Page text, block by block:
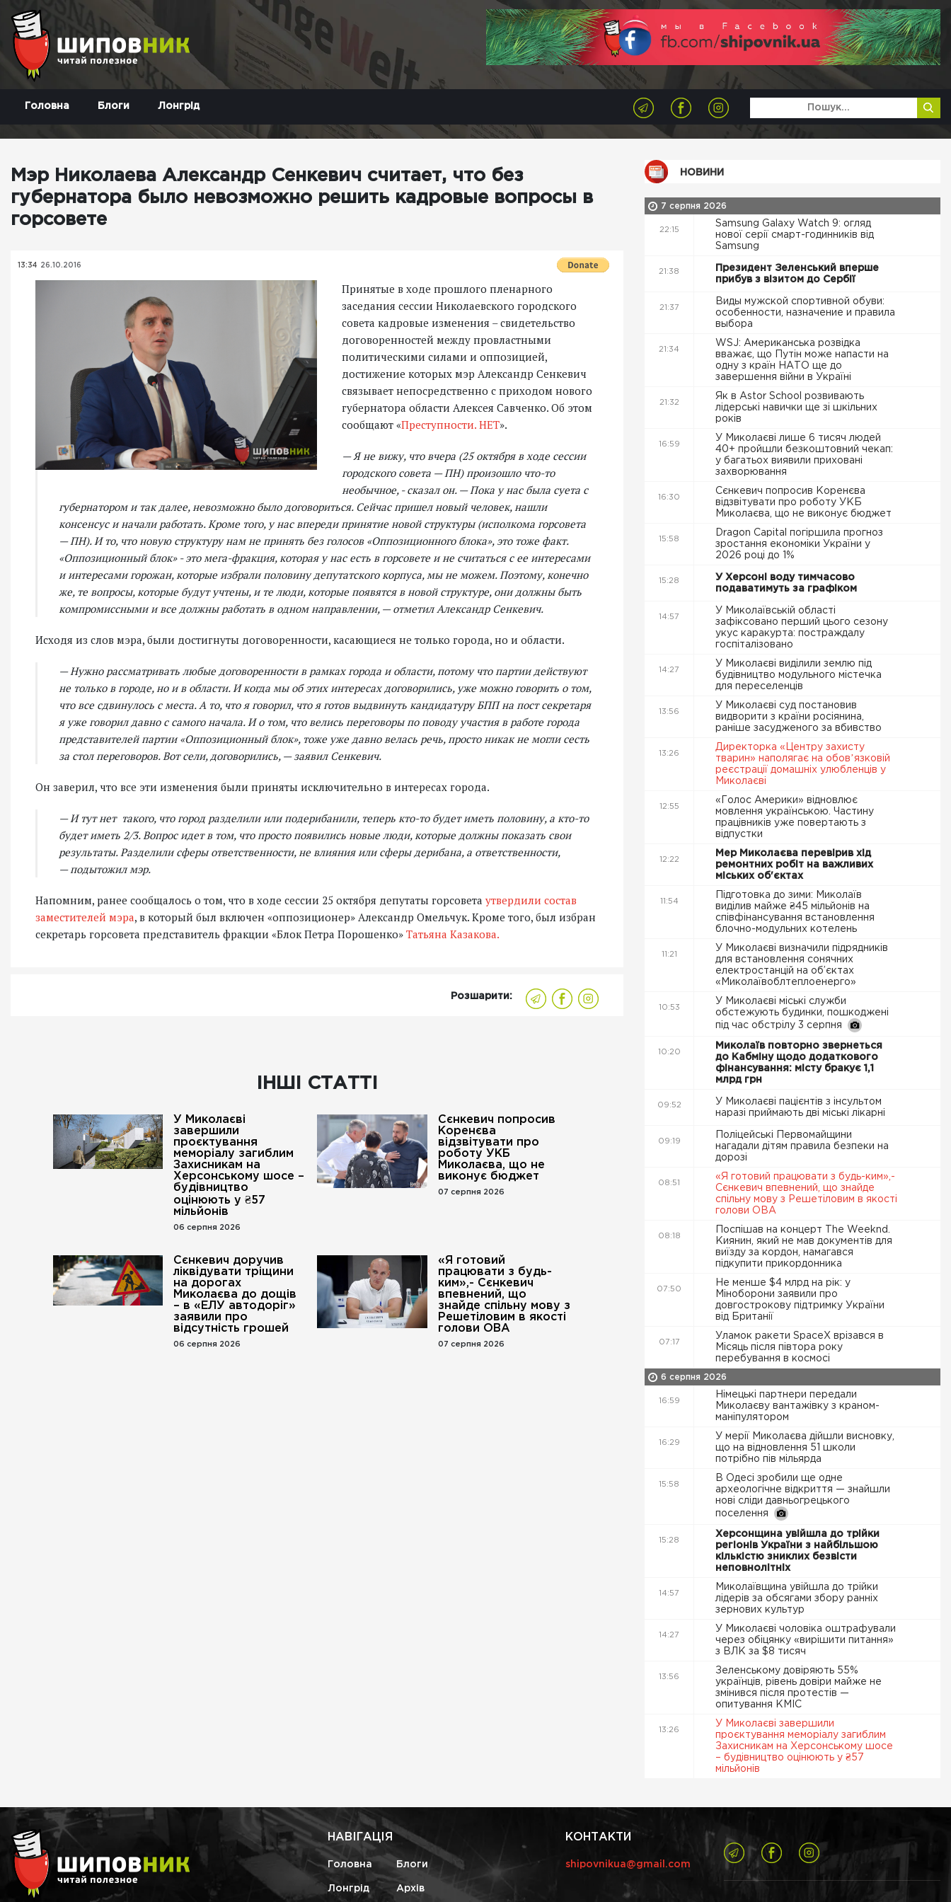
Головна Блоги Лонгрід
Мэр Николаева Александр Сенкевич считает, что без
губернатора было невозможно решить кадровые вопросы в
горсовете
13:34 26.10.2016
Принятые в ходе прошлого пленарного
заседания сессии Николаевского городского
совета кадровые изменения – свидетельство
договоренностей между провластными
политическими силами и оппозицией,
достижение которых мэр Александр Сенкевич
связывает непосредственно с приходом нового
губернатора области Алексея Савченко. Об этом
сообщают «Преступности. НЕТ».
— Я не вижу, что вчера (25 октября в ходе сессии
городского совета — ПН) произошло что-то
необычное, - сказал он. — Пока у нас была суета с
губернатором и так далее, невозможно было договориться. Сейчас пришел новый человек, нашли
консенсус и начали работать. Кроме того, у нас впереди принятие новой структуры (исполкома горсовета
— ПН). И то, что новую структуру нам не принять без голосов «Оппозиционного блока», это тоже факт.
«Оппозиционный блок» - это мега-фракция, которая у нас есть в горсовете и не считаться с ее интересами
и интересами горожан, которые избрали половину депутатского корпуса, мы не можем. Поэтому, конечно
же, те вопросы, которые будут учтены, и те люди, которые появятся в новой структуре, они должны быть
компромиссными и все должны работать в одном направлении, — отметил Александр Сенкевич.
Исходя из слов мэра, были достигнуты договоренности, касающиеся не только города, но и области.
— Нужно рассматривать любые договоренности в рамках города и области, потому что партии действуют
не только в городе, но и в области. И когда мы об этих интересах договорились, уже можно говорить о том,
что все сдвинулось с места. А то, что я говорил, что я готов выдвинуть кандидатуру БПП на пост секретаря
я уже говорил давно с самого начала. И о том, что велись переговоры по поводу участия в работе города
представителей партии «Оппозиционный блок», тоже уже давно велась речь, просто никак не могли сесть
за стол переговоров. Вот сели, договорились, — заявил Сенкевич.
Он заверил, что все эти изменения были приняты исключительно в интересах города.
— И тут нет такого, что город разделили или подерибанили, теперь кто-то будет иметь половину, а кто-то
будет иметь 2/3. Вопрос идет в том, что просто появились новые люди, которые должны показать свои
результаты. Разделили сферы ответственности, не влияния или сферы дерибана, а ответственности,
— подытожил мэр.
Напомним, ранее сообщалось о том, что в ходе сессии 25 октября депутаты горсовета утвердили состав
заместителей мэра, в который был включен «оппозиционер» Александр Омельчук. Кроме того, был избран
секретарь горсовета представитель фракции «Блок Петра Порошенко» Татьяна Казакова.
Розшарити:
ІНШІ СТАТТІ
У Миколаєві
завершили
проєктування
меморіалу загиблим
Захисникам на
Херсонському шосе –
будівництво
оцінюють у ₴57
мільйонів
06 серпня 2026
Сєнкевич попросив
Коренєва
відзвітувати про
роботу УКБ
Миколаєва, що не
виконує бюджет
07 серпня 2026
Сєнкевич доручив
ліквідувати тріщини
на дорогах
Миколаєва до дощів
– в «ЕЛУ автодоріг»
заявили про
відсутність грошей
06 серпня 2026
«Я готовий
працювати з будь-
ким»,- Сєнкевич
впевнений, що
знайде спільну мову з
Решетіловим в якості
голови ОВА
07 серпня 2026
НОВИНИ
7 серпня 2026
22:15
Samsung Galaxy Watch 9: огляд
нової серії смарт-годинників від
Samsung
21:38
Президент Зеленський вперше
прибув з візитом до Сербії
21:37
Виды мужской спортивной обуви:
особенности, назначение и правила
выбора
21:34
WSJ: Американська розвідка
вважає, що Путін може напасти на
одну з країн НАТО ще до
завершення війни в Україні
21:32
Як в Astor School розвивають
лідерські навички ще зі шкільних
років
16:59
У Миколаєві лише 6 тисяч людей
40+ пройшли безкоштовний чекап:
у багатьох виявили приховані
захворювання
16:30
Сєнкевич попросив Коренєва
відзвітувати про роботу УКБ
Миколаєва, що не виконує бюджет
15:58
Dragon Capital погіршила прогноз
зростання економіки України у
2026 році до 1%
15:28
У Херсоні воду тимчасово
подаватимуть за графіком
14:57
У Миколаївській області
зафіксовано перший цього сезону
укус каракурта: постраждалу
госпіталізовано
14:27
У Миколаєві виділили землю під
будівництво модульного містечка
для переселенців
13:56
У Миколаєві суд постановив
видворити з країни росіянина,
раніше засудженого за вбивство
13:26
Директорка «Центру захисту
тварин» наполягає на обовʼязковій
реєстрації домашніх улюбленців у
Миколаєві
12:55
«Голос Америки» відновлює
мовлення українською. Частину
працівників уже повертають з
відпустки
12:22
Мер Миколаєва перевірив хід
ремонтних робіт на важливих
міських об'єктах
11:54
Підготовка до зими: Миколаїв
виділив майже ₴45 мільйонів на
співфінансування встановлення
блочно-модульних котелень
11:21
У Миколаєві визначили підрядників
для встановлення сонячних
електростанцій на об’єктах
«Миколаївоблтеплоенерго»
10:53
У Миколаєві міські служби
обстежують будинки, пошкоджені
під час обстрілу 3 серпня
10:20
Миколаїв повторно звернеться
до Кабміну щодо додаткового
фінансування: місту бракує 1,1
млрд грн
09:52
У Миколаєві пацієнтів з інсультом
наразі приймають дві міські лікарні
09:19
Поліцейські Первомайщини
нагадали дітям правила безпеки на
дорозі
08:51
«Я готовий працювати з будь-ким»,-
Сєнкевич впевнений, що знайде
спільну мову з Решетіловим в якості
голови ОВА
08:18
Поспішав на концерт The Weeknd.
Киянин, який не мав документів для
виїзду за кордон, намагався
підкупити прикордонника
07:50
Не менше $4 млрд на рік: у
Міноборони заявили про
довгострокову підтримку України
від Британії
07:17
Уламок ракети SpaceX врізався в
Місяць після півтора року
перебування в космосі
6 серпня 2026
16:59
Німецькі партнери передали
Миколаєву вантажівку з краном-
маніпулятором
16:29
У мерії Миколаєва дійшли висновку,
що на відновлення 51 школи
потрібно пів мільярда
15:58
В Одесі зробили ще одне
археологічне відкриття — знайшли
нові сліди давньогрецького
поселення
15:28
Херсонщина увійшла до трійки
регіонів України з найбільшою
кількістю зниклих безвісти
неповнолітніх
14:57
Миколаївщина увійшла до трійки
лідерів за обсягами збору ранніх
зернових культур
14:27
У Миколаєві чоловіка оштрафували
через обіцянку «вирішити питання»
з ВЛК за $8 тисяч
13:56
Зеленському довіряють 55%
українців, рівень довіри майже не
змінився після протестів —
опитування КМІС
13:26
У Миколаєві завершили
проєктування меморіалу загиблим
Захисникам на Херсонському шосе
– будівництво оцінюють у ₴57
мільйонів
НАВІГАЦІЯ
Головна Блоги
Лонгрід Архів
КОНТАКТИ
shipovnikua@gmail.com